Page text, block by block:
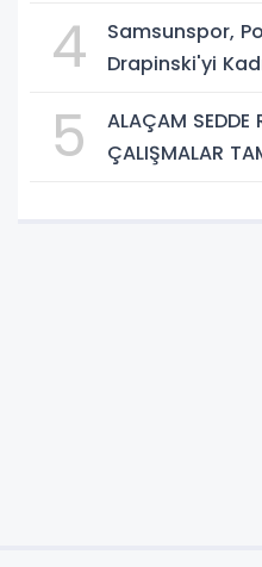
4
Samsunspor,
Drapinski'yi
5
ALAÇAM SEDDE
ÇALIŞMALAR